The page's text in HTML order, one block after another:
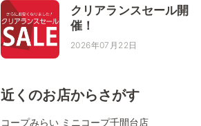
クリアランスセール開
催！
2026年07月22日
近くのお店からさがす
コープみらい ミニコープ千間台店